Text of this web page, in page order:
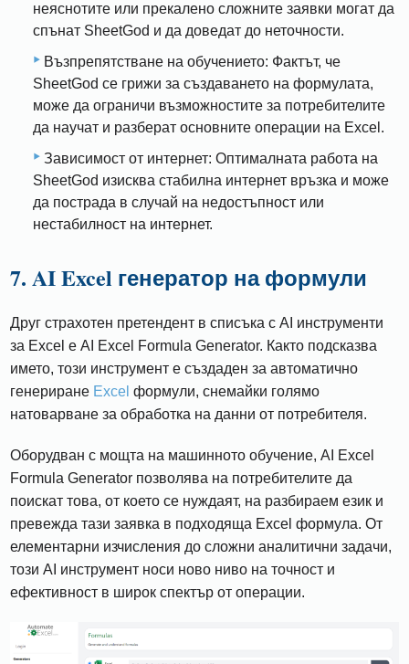
неяснотите или прекалено сложните заявки могат да
спънат SheetGod и да доведат до неточности.
Възпрепятстване на обучението: Фактът, че
SheetGod се грижи за създаването на формулата,
може да ограничи възможностите за потребителите
да научат и разберат основните операции на Excel.
Зависимост от интернет: Оптималната работа на
SheetGod изисква стабилна интернет връзка и може
да пострада в случай на недостъпност или
нестабилност на интернет.
7. AI Excel генератор на формули
Друг страхотен претендент в списъка с AI инструменти
за Excel е AI Excel Formula Generator. Както подсказва
името, този инструмент е създаден за автоматично
генериране Excel формули, снемайки голямо
натоварване за обработка на данни от потребителя.
Оборудван с мощта на машинното обучение, AI Excel
Formula Generator позволява на потребителите да
поискат това, от което се нуждаят, на разбираем език и
превежда тази заявка в подходяща Excel формула. От
елементарни изчисления до сложни аналитични задачи,
този AI инструмент носи ново ниво на точност и
ефективност в широк спектър от операции.